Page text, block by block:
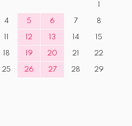
4 5 6 7 8
12 13 14 15
18 19 20 21 22
25 26 27 28 29